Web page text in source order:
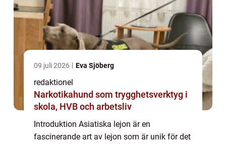
09 juli 2026 Eva Sjöberg
redaktionel
Narkotikahund som trygghetsverktyg i
skola, HVB och arbetsliv
Introduktion Asiatiska lejon är en
fascinerande art av lejon som är unik för det